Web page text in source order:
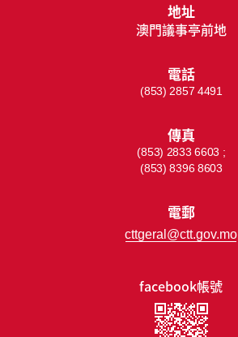
facebook帳號
地址
澳門議事亭前地
電話
(853) 2857 4491
傳真
(853) 2833 6603 ;
(853) 8396 8603
電郵
cttgeral@ctt.gov.mo